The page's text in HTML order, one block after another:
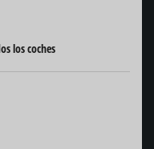
los coches